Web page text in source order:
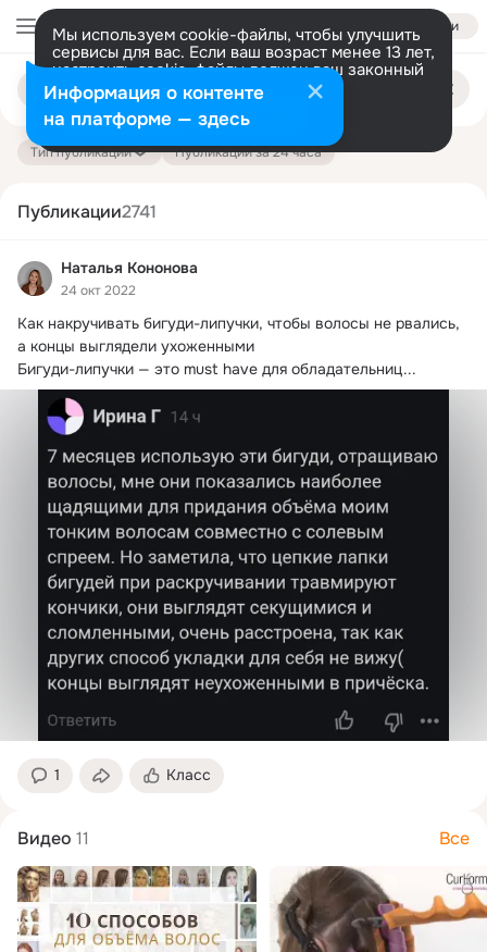
Войти
Мы используем cookie-файлы, чтобы улучшить
сервисы для вас. Если ваш возраст менее 13 лет,
настроить cookie-файлы должен ваш законный
представитель. Больше информации
Разрешить все Настроить
Поиск
публикациям
Тип публикации Публикации за 24 часа
Публикации2741
Наталья Кононова
24 окт 2022
Как накручивать бигуди-липучки, чтобы волосы не рвались,
а концы выглядели ухоженными
Бигуди-липучки — это must have для обладательниц...
1 Класс
Видео 11 Все
Информация о контенте
на платформе — здесь